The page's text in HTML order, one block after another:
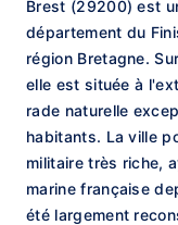
Brest (29200) est
département du
région Bretagne.
elle est située à
rade naturelle
habitants. La ville
militaire très riche,
marine française
été largement